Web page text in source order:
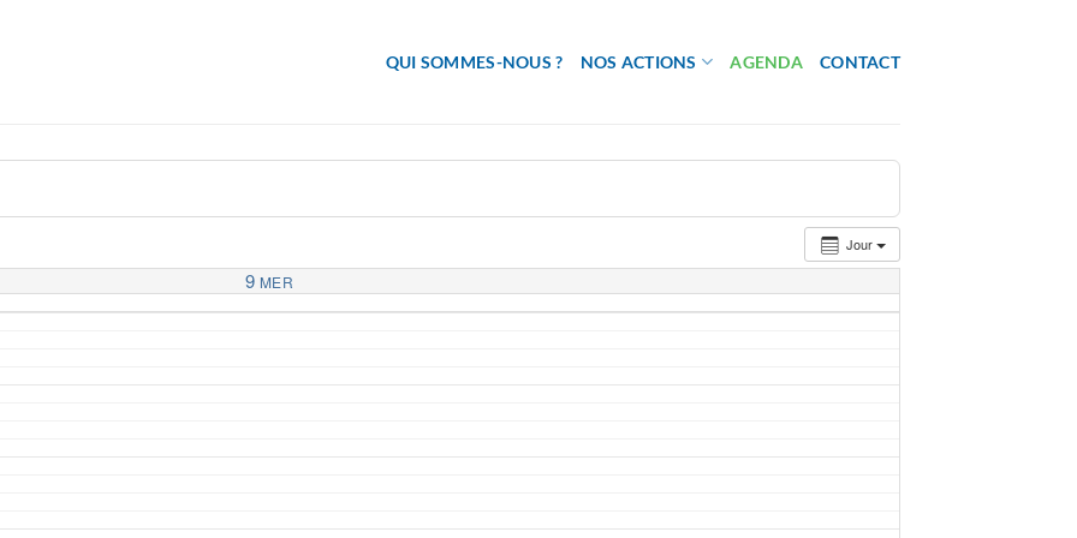
QUI SOMMES-NOUS ? NOS ACTIONS AGENDA CONTACT
Jour
9 MER